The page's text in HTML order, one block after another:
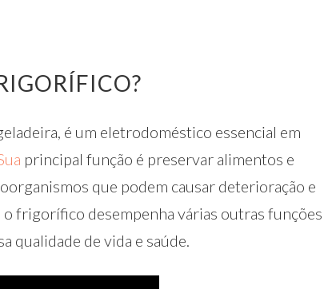
é um eletrodoméstico essencial em
principal função é preservar alimentos e
que podem causar deterioração e
o frigorífico desempenha várias outras funções
qualidade de vida e saúde.